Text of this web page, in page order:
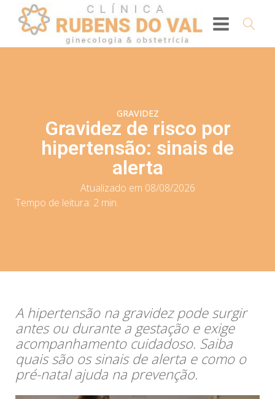
GRAVIDEZ
Gravidez de risco por
hipertensão: sinais de
alerta
Atualizado em 08/08/2026
Tempo de leitura: 2 min.
A hipertensão na gravidez pode surgir
antes ou durante a gestação e exige
acompanhamento cuidadoso. Saiba
quais são os sinais de alerta e como o
pré-natal ajuda na prevenção.